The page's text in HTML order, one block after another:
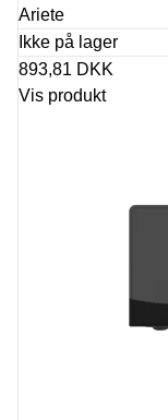
Ariete
Ikke på lager
893,81 DKK
Vis produkt